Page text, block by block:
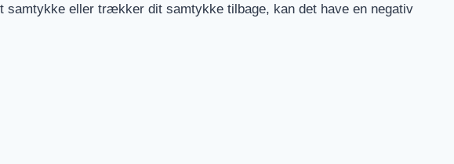
eller trækker dit samtykke tilbage, kan det have en negativ